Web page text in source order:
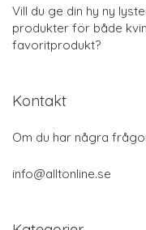
Vill du ge din hy ny
produkter för både
favoritprodukt?
Kontakt
Om du har några
info@alltonline.se